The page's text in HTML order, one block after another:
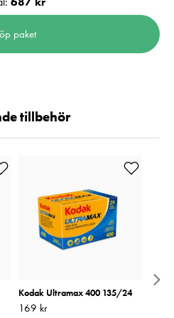
paket
tillbehör
Kodak Ultramax 400 135/24
Pris: 169 kr
169 kr